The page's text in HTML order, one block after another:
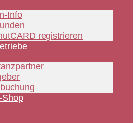
Info
registrieren
Shop